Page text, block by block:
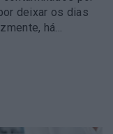
deixar os dias
há…